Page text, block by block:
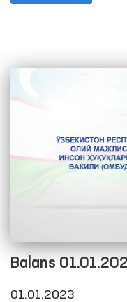
Balans
01.01.2023